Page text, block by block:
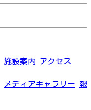
施設案内 アクセス
メディアギャラリー 報